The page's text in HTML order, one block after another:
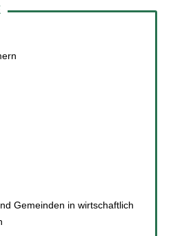
Gemeinden in wirtschaftlich